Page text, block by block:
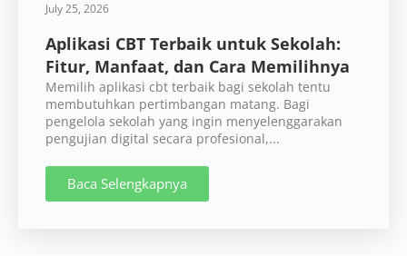
July 25, 2026
Aplikasi CBT Terbaik untuk Sekolah:
Fitur, Manfaat, dan Cara Memilihnya
Memilih aplikasi cbt terbaik bagi sekolah tentu
membutuhkan pertimbangan matang. Bagi
pengelola sekolah yang ingin menyelenggarakan
pengujian digital secara profesional,...
Baca Selengkapnya